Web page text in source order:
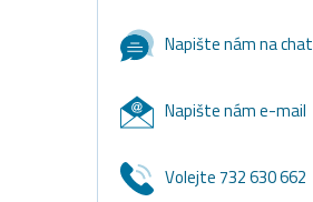
Napište nám na chat
Napište nám e-mail
Volejte 732 630 662